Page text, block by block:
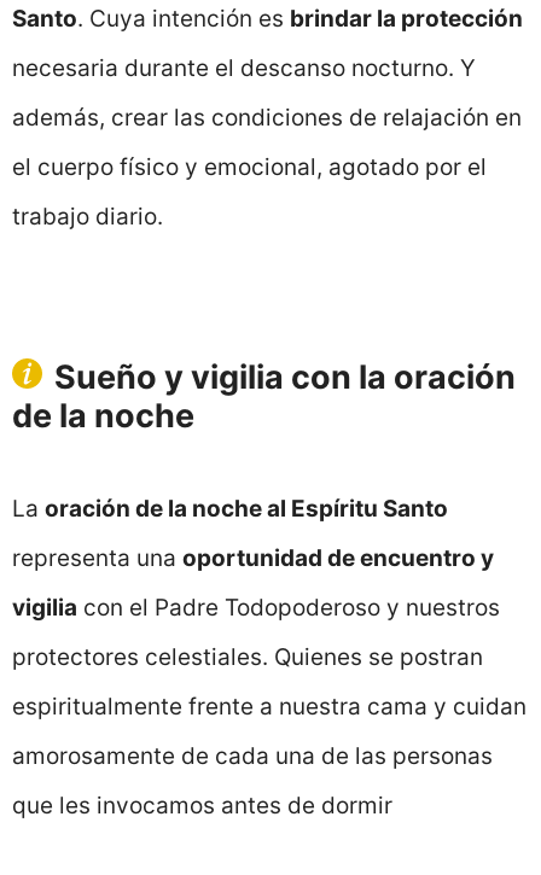
Santo. Cuya intención es brindar la protección
necesaria durante el descanso nocturno. Y
además, crear las condiciones de relajación en
el cuerpo físico y emocional, agotado por el
trabajo diario.
Sueño y vigilia con la oración
de la noche
La oración de la noche al Espíritu Santo
representa una oportunidad de encuentro y
vigilia con el Padre Todopoderoso y nuestros
protectores celestiales. Quienes se postran
espiritualmente frente a nuestra cama y cuidan
amorosamente de cada una de las personas
que les invocamos antes de dormir